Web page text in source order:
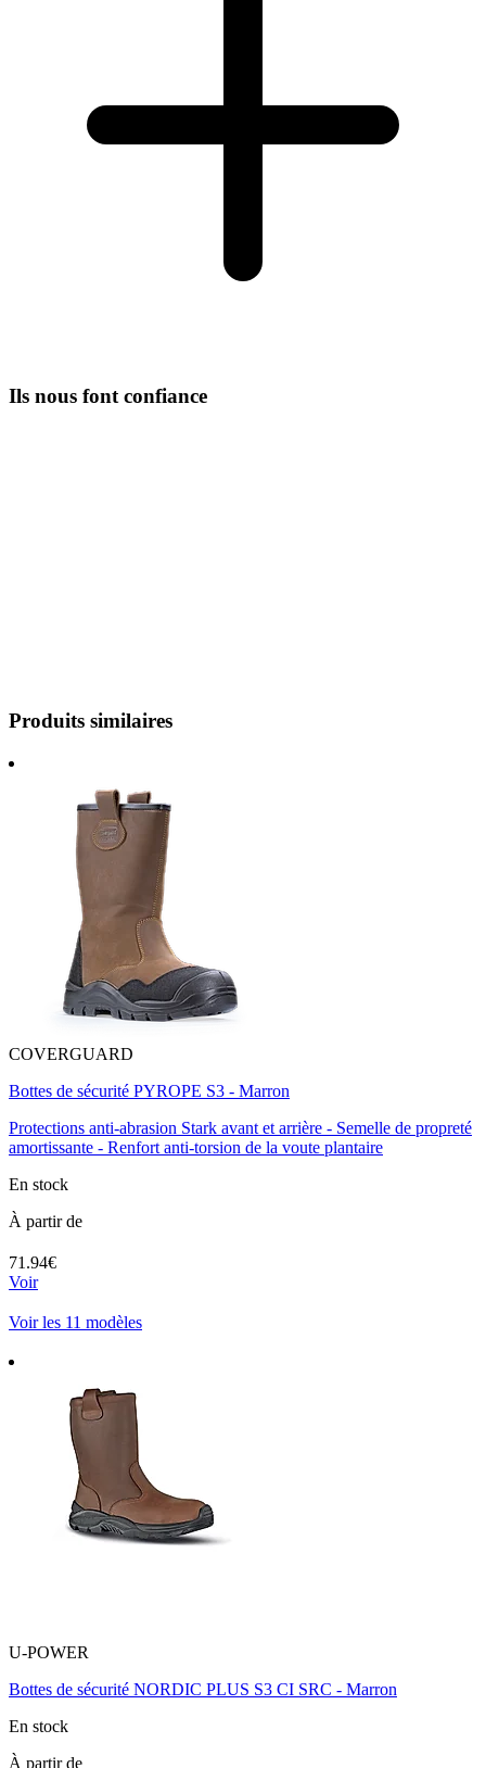
Ils nous font confiance
Produits similaires
COVERGUARD
Bottes de sécurité PYROPE S3 - Marron
Protections anti-abrasion Stark avant et arrière - Semelle de propreté
amortissante - Renfort anti-torsion de la voute plantaire
En stock
À partir de
71.94€
Voir
Voir les 11 modèles
U-POWER
Bottes de sécurité NORDIC PLUS S3 CI SRC - Marron
En stock
À partir de